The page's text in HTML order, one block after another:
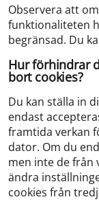
Observera att
funktionaliteten
begränsad. Du
Hur förhindrar
bort cookies?
Du kan ställa in
endast
framtida verkan
dator. Om du
men inte de från
ändra
cookies från